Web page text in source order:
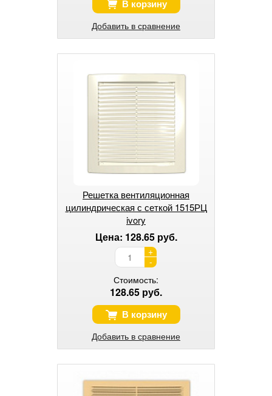
В корзину
Добавить в сравнение
Решетка вентиляционная
цилиндрическая с сеткой 1515РЦ
ivory
Цена: 128.65 руб.
+
-
Стоимость:
128.65 руб.
В корзину
Добавить в сравнение